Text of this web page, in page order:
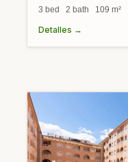
3 bed 2 bath 109 m²
Detalles →